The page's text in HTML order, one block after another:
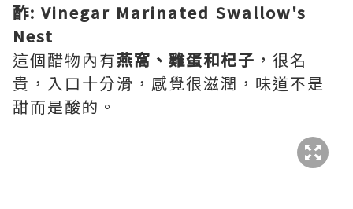
酢: Vinegar Marinated Swallow's
Nest
這個醋物內有燕窩、雞蛋和杞子 ，很名
貴，入口十分滑，感覺很滋潤，味道不是
甜而是酸的。